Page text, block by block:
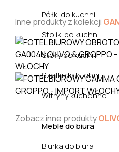
Półki do kuchni
Stoliki do kuchni
Stoły do kuchni
Szafki do kuchni
Witryny kuchenne
Meble do biura
Biurka do biura
Inne produkty z kolekcji
Zobacz inne produkty